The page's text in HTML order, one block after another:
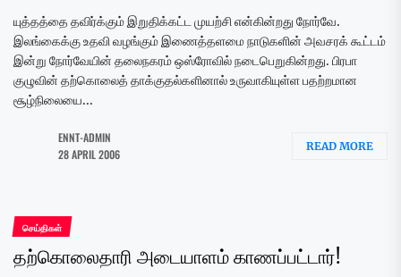
யுத்தத்தை தவிர்க்கும் இறுதிக்கட்ட முயற்சி என்கின்றது நோர்வே.
இலங்கைக்கு உதவி வழங்கும் இணைத்தளமை நாடுகளின் அவசரக் கூட்டம்
இன்று நோர்வேயின் தலைநகரம் ஒஸ்ரோவில் நடைபெறுகின்றது. பிரபா
குழுவின் தற்கொலைத் தாக்குதல்களினால் உருவாகியுள்ள பதற்றமான
சூழ்நிலையை...
ENNT-ADMIN
28 APRIL 2006
READ MORE
செய்திகள்
தற்கொலைதாரி அடையாளம் காணப்பட்டார்!